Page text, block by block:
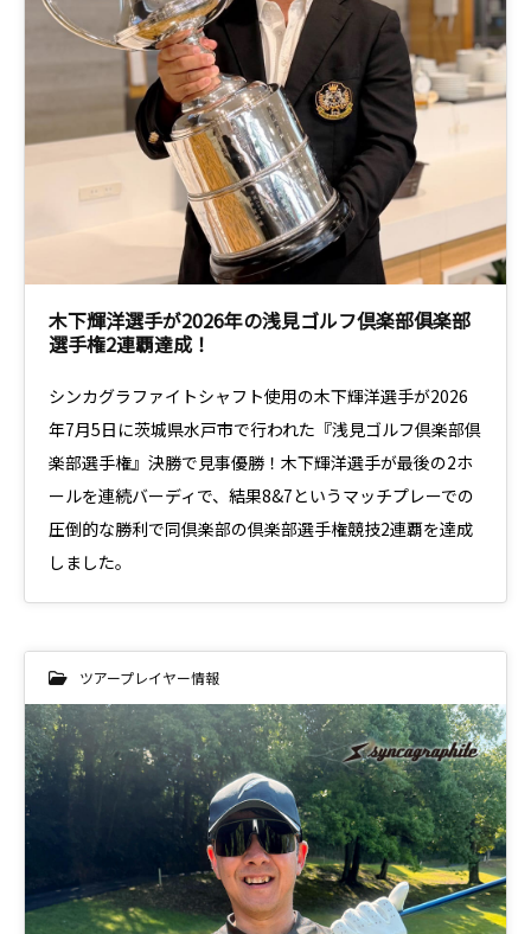
木下輝洋選手が2026年の浅見ゴルフ倶楽部俱楽部
選手権2連覇達成！
シンカグラファイトシャフト使用の木下輝洋選手が2026
年7月5日に茨城県水戸市で行われた『浅見ゴルフ倶楽部倶
楽部選手権』決勝で見事優勝！木下輝洋選手が最後の2ホ
ールを連続バーディで、結果8&7というマッチプレーでの
圧倒的な勝利で同倶楽部の倶楽部選手権競技2連覇を達成
しました。
ツアープレイヤー情報